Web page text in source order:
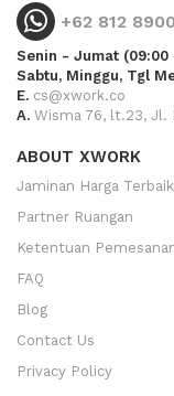
+62 812
Senin - Jumat (09:00
Sabtu, Minggu, Tgl
E. cs@xwork.co
A. Wisma 76, lt.23, Jl.
ABOUT XWORK
Jaminan Harga Terbaik
Partner Ruangan
Ketentuan
FAQ
Blog
Contact Us
Privacy Policy